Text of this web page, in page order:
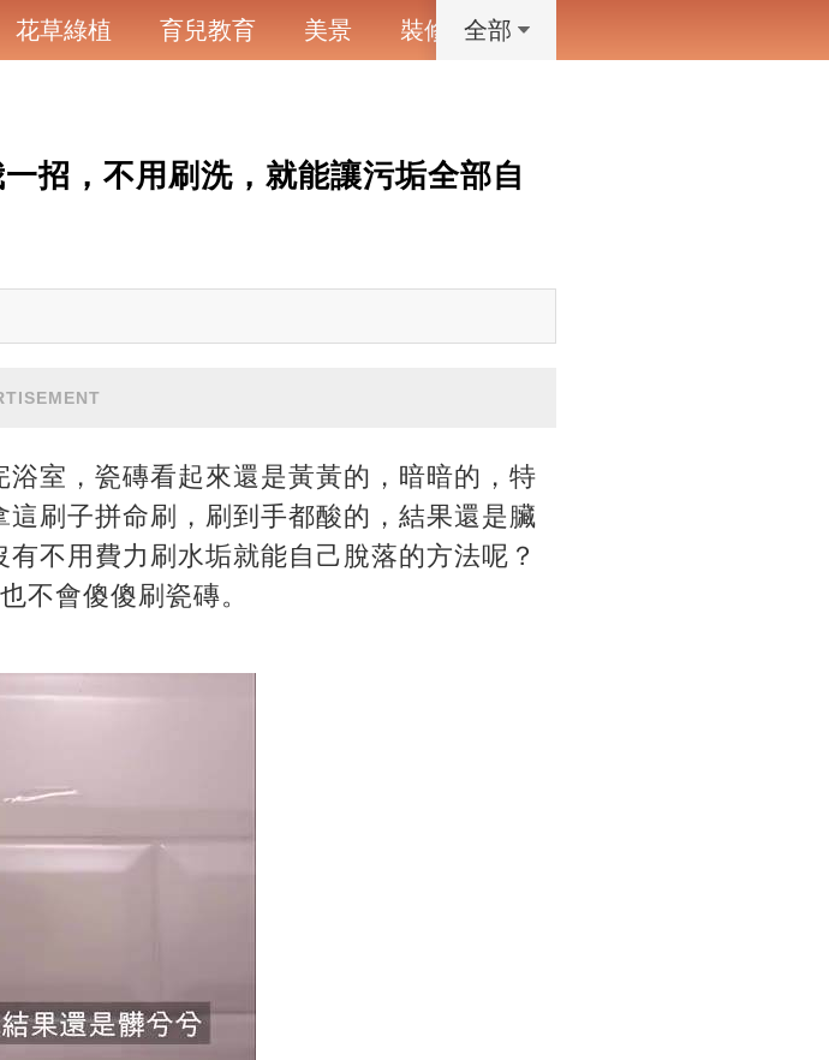
花草綠植 育兒教育 美景 裝修 寵物
全部
招，不用刷洗，就能讓污垢全部自
室，瓷磚看起來還是黃黃的，暗暗的，特
刷子拼命刷，刷到手都酸的，結果還是臟
不用費力刷水垢就能自己脫落的方法呢？
不會傻傻刷瓷磚。